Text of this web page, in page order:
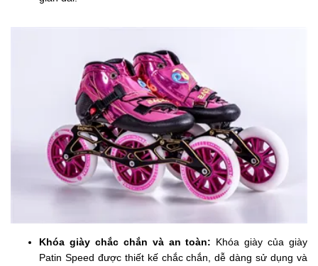
Khóa giày chắc chắn và an toàn: Khóa giày của giày
Patin Speed được thiết kế chắc chắn, dễ dàng sử dụng và